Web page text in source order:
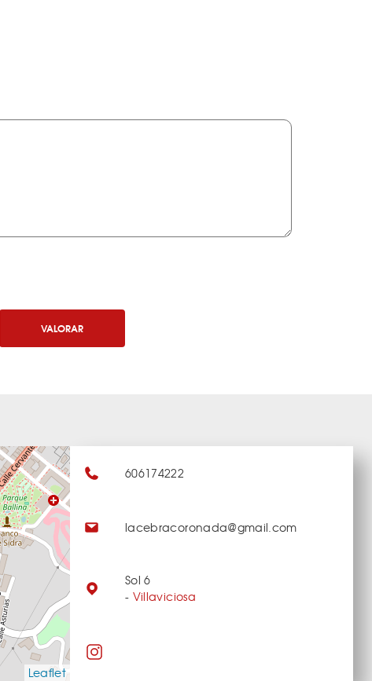
VALORAR
Leaflet
606174222
lacebracoronada@gmail.com
Sol 6
- Villaviciosa